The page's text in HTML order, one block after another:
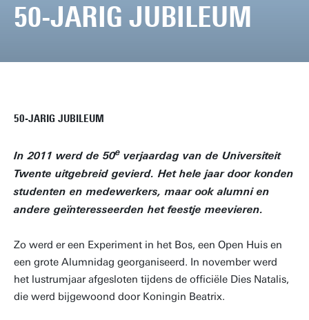
50-JARIG JUBILEUM
50-JARIG JUBILEUM
In 2011 werd de 50e verjaardag van de Universiteit
Twente uitgebreid gevierd. Het hele jaar door konden
studenten en medewerkers, maar ook alumni en
andere geïnteresseerden het feestje meevieren.
Zo werd er een Experiment in het Bos, een Open Huis en
een grote Alumnidag georganiseerd. In november werd
het lustrumjaar afgesloten tijdens de officiële Dies Natalis,
die werd bijgewoond door Koningin Beatrix.